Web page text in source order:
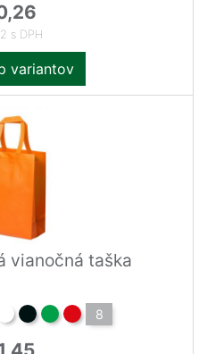
s DPH
variantov
vianočná taška
8